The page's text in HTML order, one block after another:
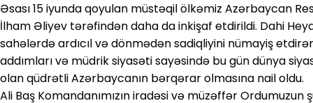
Əsası 15 iyunda qoyulan müstəqil ölkəmiz Azərbaycan
İlham Əliyev tərəfindən daha da inkişaf etdirildi. Dahi
sahələrdə ardıcıl və dönmədən sadiqliyini nümayiş
addımları və müdrik siyasəti sayəsində bu gün dünya
olan qüdrətli Azərbaycanın bərqərar olmasına nail oldu.
Ali Baş Komandanımızın iradəsi və müzəffər